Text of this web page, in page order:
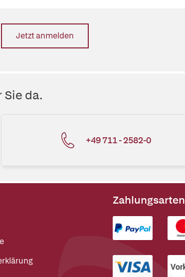
Jetzt anmelden
Sie da.
+49 711 - 2582-0
Zahlungsarten